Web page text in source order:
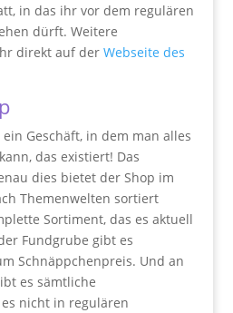
in das ihr vor dem regulären
dürft. Weitere
direkt auf der Webseite des
Geschäft, in dem man alles
das existiert! Das
dies bietet der Shop im
Themenwelten sortiert
Sortiment, das es aktuell
Fundgrube gibt es
Schnäppchenpreis. Und an
es sämtliche
nicht in regulären